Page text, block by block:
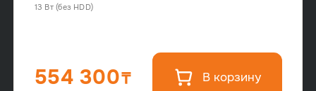
13 Вт (без HDD)
554 300 В корзину